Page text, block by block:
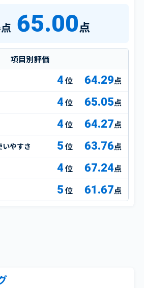
65.00点
項目別評価
4 64.29点
4 65.05点
4 64.27点
やすさ 5 63.76点
4 67.24点
5 61.67点